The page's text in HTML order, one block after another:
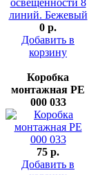
0 p.
Добавить в
корзину
Коробка
монтажная РЕ
000 033
75 p.
Добавить в